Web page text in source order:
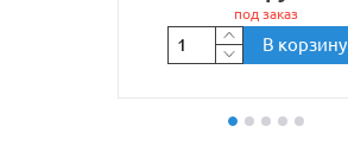
под заказ
В корзину